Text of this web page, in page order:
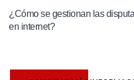
¿Cómo se gestionan las
en internet?